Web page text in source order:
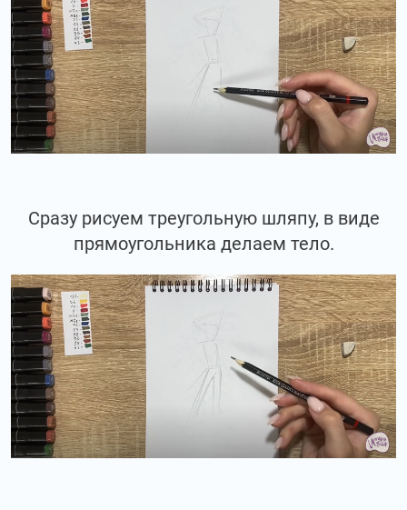
Сразу рисуем треугольную шляпу, в виде
прямоугольника делаем тело.